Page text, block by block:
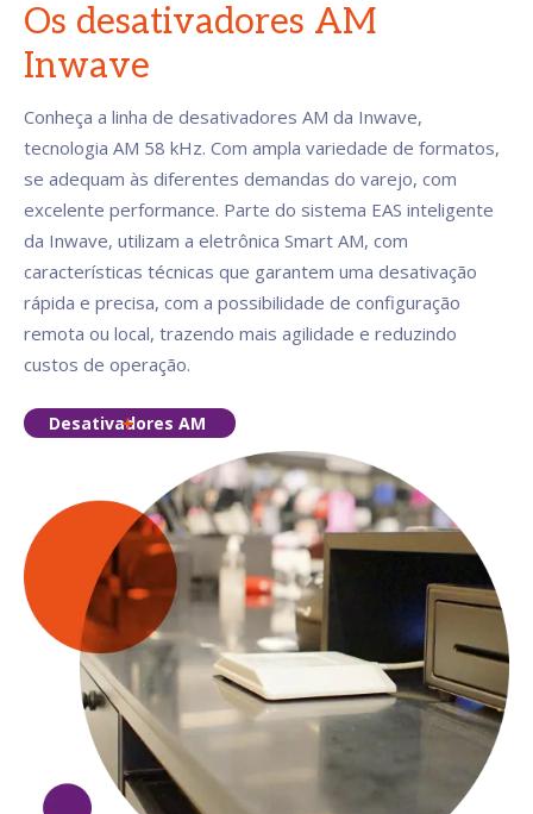
Os desativadores AM
Inwave
Conheça a linha de desativadores AM da Inwave,
tecnologia AM 58 kHz. Com ampla variedade de formatos,
se adequam às diferentes demandas do varejo, com
excelente performance. Parte do sistema EAS inteligente
da Inwave, utilizam a eletrônica Smart AM, com
características técnicas que garantem uma desativação
rápida e precisa, com a possibilidade de configuração
remota ou local, trazendo mais agilidade e reduzindo
custos de operação.
Desativadores AM